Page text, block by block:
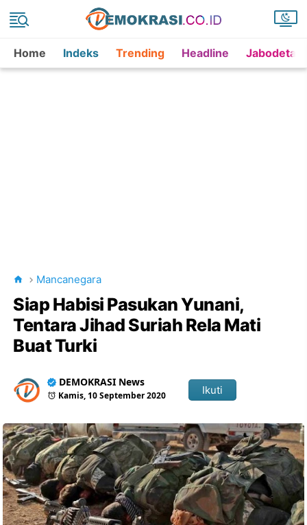
Home Indeks Trending Headline
Mancanegara
Siap Habisi Pasukan Yunani,
Tentara Jihad Suriah Rela Mati
Buat Turki
DEMOKRASI News
Kamis, 10 September 2020 Ikuti